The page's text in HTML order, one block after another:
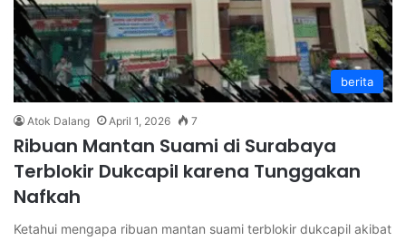
berita
Atok Dalang April 1, 2026 7
Ribuan Mantan Suami di Surabaya
Terblokir Dukcapil karena Tunggakan
Nafkah
Ketahui mengapa ribuan mantan suami terblokir dukcapil akibat